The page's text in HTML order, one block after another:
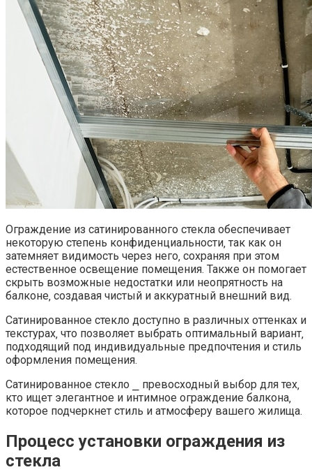
Ограждение из сатинированного стекла обеспечивает
некоторую степень конфиденциальности‚ так как он
затемняет видимость через него‚ сохраняя при этом
естественное освещение помещения. Также он помогает
скрыть возможные недостатки или неопрятность на
балконе‚ создавая чистый и аккуратный внешний вид.​
Сатинированное стекло доступно в различных оттенках и
текстурах‚ что позволяет выбрать оптимальный вариант‚
подходящий под индивидуальные предпочтения и стиль
оформления помещения.​
Сатинированное стекло ⎯ превосходный выбор для тех‚
кто ищет элегантное и интимное ограждение балкона‚
которое подчеркнет стиль и атмосферу вашего жилища.​
Процесс установки ограждения из
стекла